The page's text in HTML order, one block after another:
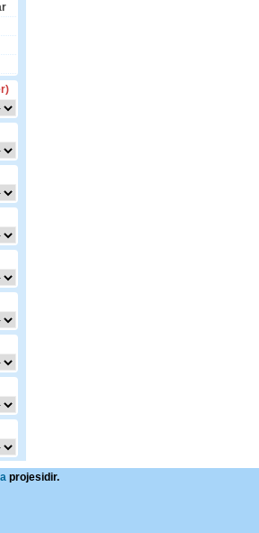
projesidir.